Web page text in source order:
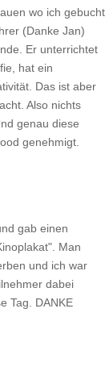
wo ich gebucht
(Danke Jan)
Er unterrichtet
hat ein
Das ist aber
Also nichts
genau diese
genehmigt.
gab einen
Man
und ich war
dabei
Tag. DANKE